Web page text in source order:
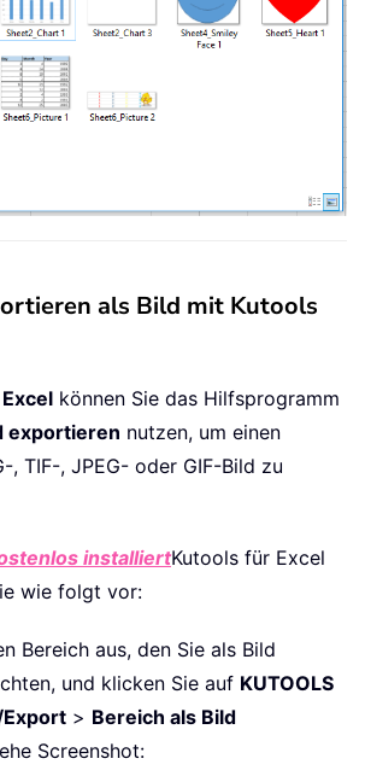
als Bild mit Kutools
können Sie das Hilfsprogramm
exportieren nutzen, um einen
, TIF-, JPEG- oder GIF-Bild zu
installiertKutools für Excel
wie folgt vor:
Bereich aus, den Sie als Bild
und klicken Sie auf KUTOOLS
> Bereich als Bild
Screenshot: